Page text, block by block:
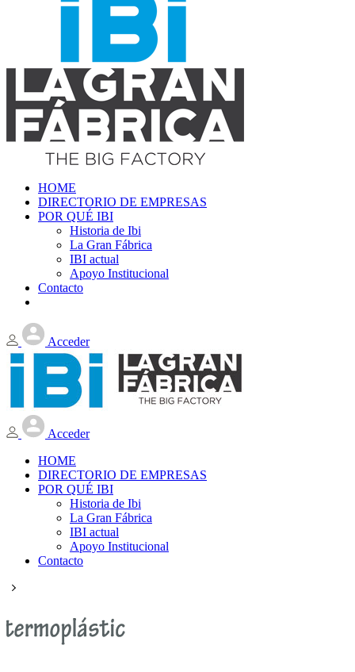
HOME
DIRECTORIO DE EMPRESAS
POR QUÉ IBI
Historia de Ibi
La Gran Fábrica
IBI actual
Apoyo Institucional
Contacto
Acceder
Acceder
HOME
DIRECTORIO DE EMPRESAS
POR QUÉ IBI
Historia de Ibi
La Gran Fábrica
IBI actual
Apoyo Institucional
Contacto